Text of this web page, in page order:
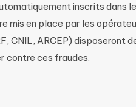
inscrits dans
mis en place par les
CNIL, ARCEP) disposeront
contre ces fraudes.